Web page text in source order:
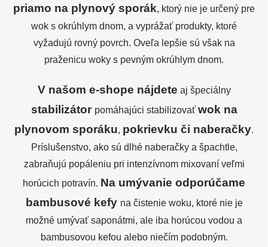
priamo na plynový sporák, ktorý nie je určený pre
wok s okrúhlym dnom, a vyprážať produkty, ktoré
vyžadujú rovný povrch. Oveľa lepšie sú však na
praženicu woky s pevným okrúhlym dnom.
V našom e-shope nájdete aj špeciálny
stabilizátor pomáhajúci stabilizovať wok na
plynovom sporáku, pokrievku či naberačky.
Príslušenstvo, ako sú dlhé naberačky a špachtle,
zabraňujú popáleniu pri intenzívnom mixovaní veľmi
horúcich potravín. Na umývanie odporúčame
bambusové kefy na čistenie woku, ktoré nie je
možné umývať saponátmi, ale iba horúcou vodou a
bambusovou kefou alebo niečím podobným.